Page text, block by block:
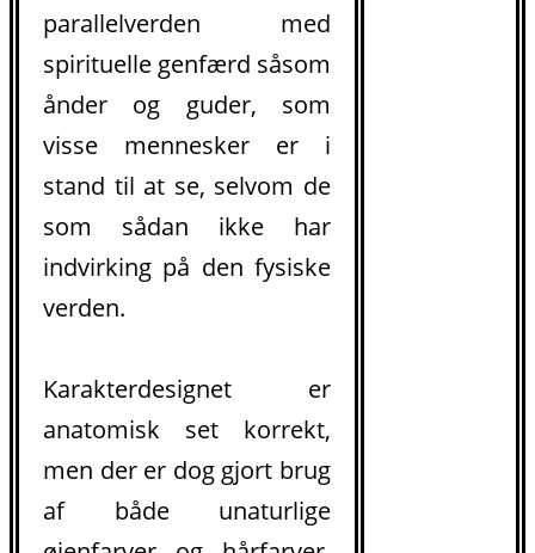
parallelverden med
spirituelle genfærd såsom
ånder og guder, som
visse mennesker er i
stand til at se, selvom de
som sådan ikke har
indvirking på den fysiske
verden.
Karakterdesignet er
anatomisk set korrekt,
men der er dog gjort brug
af både unaturlige